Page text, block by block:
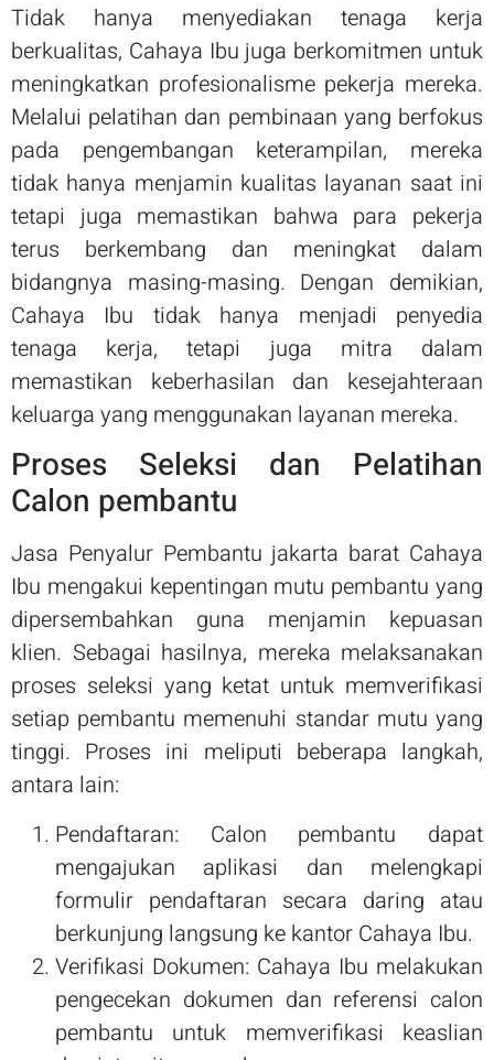
Tidak hanya menyediakan tenaga kerja
berkualitas, Cahaya Ibu juga berkomitmen untuk
meningkatkan profesionalisme pekerja mereka.
Melalui pelatihan dan pembinaan yang berfokus
pada pengembangan keterampilan, mereka
tidak hanya menjamin kualitas layanan saat ini
tetapi juga memastikan bahwa para pekerja
terus berkembang dan meningkat dalam
bidangnya masing-masing. Dengan demikian,
Cahaya Ibu tidak hanya menjadi penyedia
tenaga kerja, tetapi juga mitra dalam
memastikan keberhasilan dan kesejahteraan
keluarga yang menggunakan layanan mereka.
Proses Seleksi dan Pelatihan
Calon pembantu
Jasa Penyalur Pembantu jakarta barat Cahaya
Ibu mengakui kepentingan mutu pembantu yang
dipersembahkan guna menjamin kepuasan
klien. Sebagai hasilnya, mereka melaksanakan
proses seleksi yang ketat untuk memverifikasi
setiap pembantu memenuhi standar mutu yang
tinggi. Proses ini meliputi beberapa langkah,
antara lain:
Pendaftaran: Calon pembantu dapat
mengajukan aplikasi dan melengkapi
formulir pendaftaran secara daring atau
berkunjung langsung ke kantor Cahaya Ibu.
Verifikasi Dokumen: Cahaya Ibu melakukan
pengecekan dokumen dan referensi calon
pembantu untuk memverifikasi keaslian